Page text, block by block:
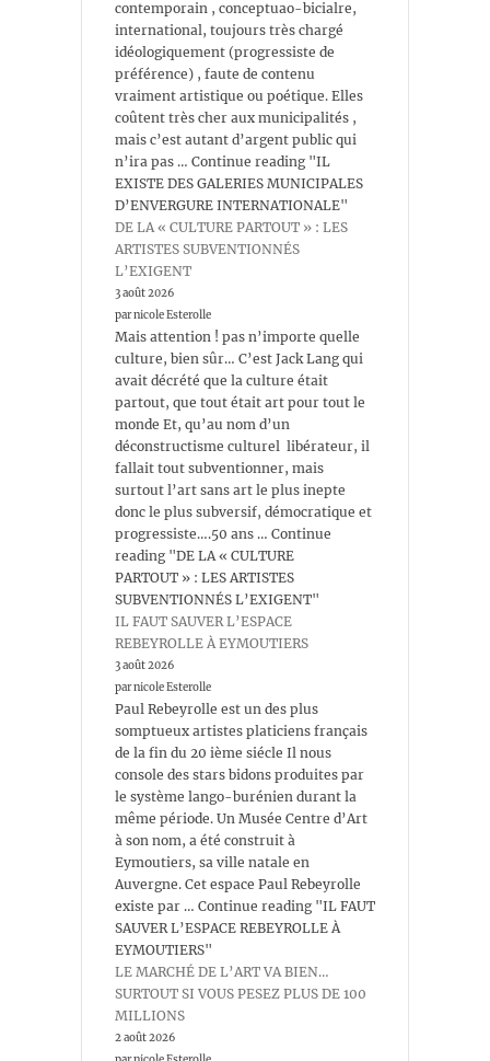
contemporain , conceptuao-bicialre,
international, toujours très chargé
idéologiquement (progressiste de
préférence) , faute de contenu
vraiment artistique ou poétique. Elles
coûtent très cher aux municipalités ,
mais c’est autant d’argent public qui
n’ira pas … Continue reading "IL
EXISTE DES GALERIES MUNICIPALES
D’ENVERGURE INTERNATIONALE"
DE LA « CULTURE PARTOUT » : LES
ARTISTES SUBVENTIONNÉS
L’EXIGENT
3 août 2026
par nicole Esterolle
Mais attention ! pas n’importe quelle
culture, bien sûr… C’est Jack Lang qui
avait décrété que la culture était
partout, que tout était art pour tout le
monde Et, qu’au nom d’un
déconstructisme culturel libérateur, il
fallait tout subventionner, mais
surtout l’art sans art le plus inepte
donc le plus subversif, démocratique et
progressiste….50 ans … Continue
reading "DE LA « CULTURE
PARTOUT » : LES ARTISTES
SUBVENTIONNÉS L’EXIGENT"
IL FAUT SAUVER L’ESPACE
REBEYROLLE À EYMOUTIERS
3 août 2026
par nicole Esterolle
Paul Rebeyrolle est un des plus
somptueux artistes platiciens français
de la fin du 20 ième siécle Il nous
console des stars bidons produites par
le système lango-burénien durant la
même période. Un Musée Centre d’Art
à son nom, a été construit à
Eymoutiers, sa ville natale en
Auvergne. Cet espace Paul Rebeyrolle
existe par … Continue reading "IL FAUT
SAUVER L’ESPACE REBEYROLLE À
EYMOUTIERS"
LE MARCHÉ DE L’ART VA BIEN…
SURTOUT SI VOUS PESEZ PLUS DE 100
MILLIONS
2 août 2026